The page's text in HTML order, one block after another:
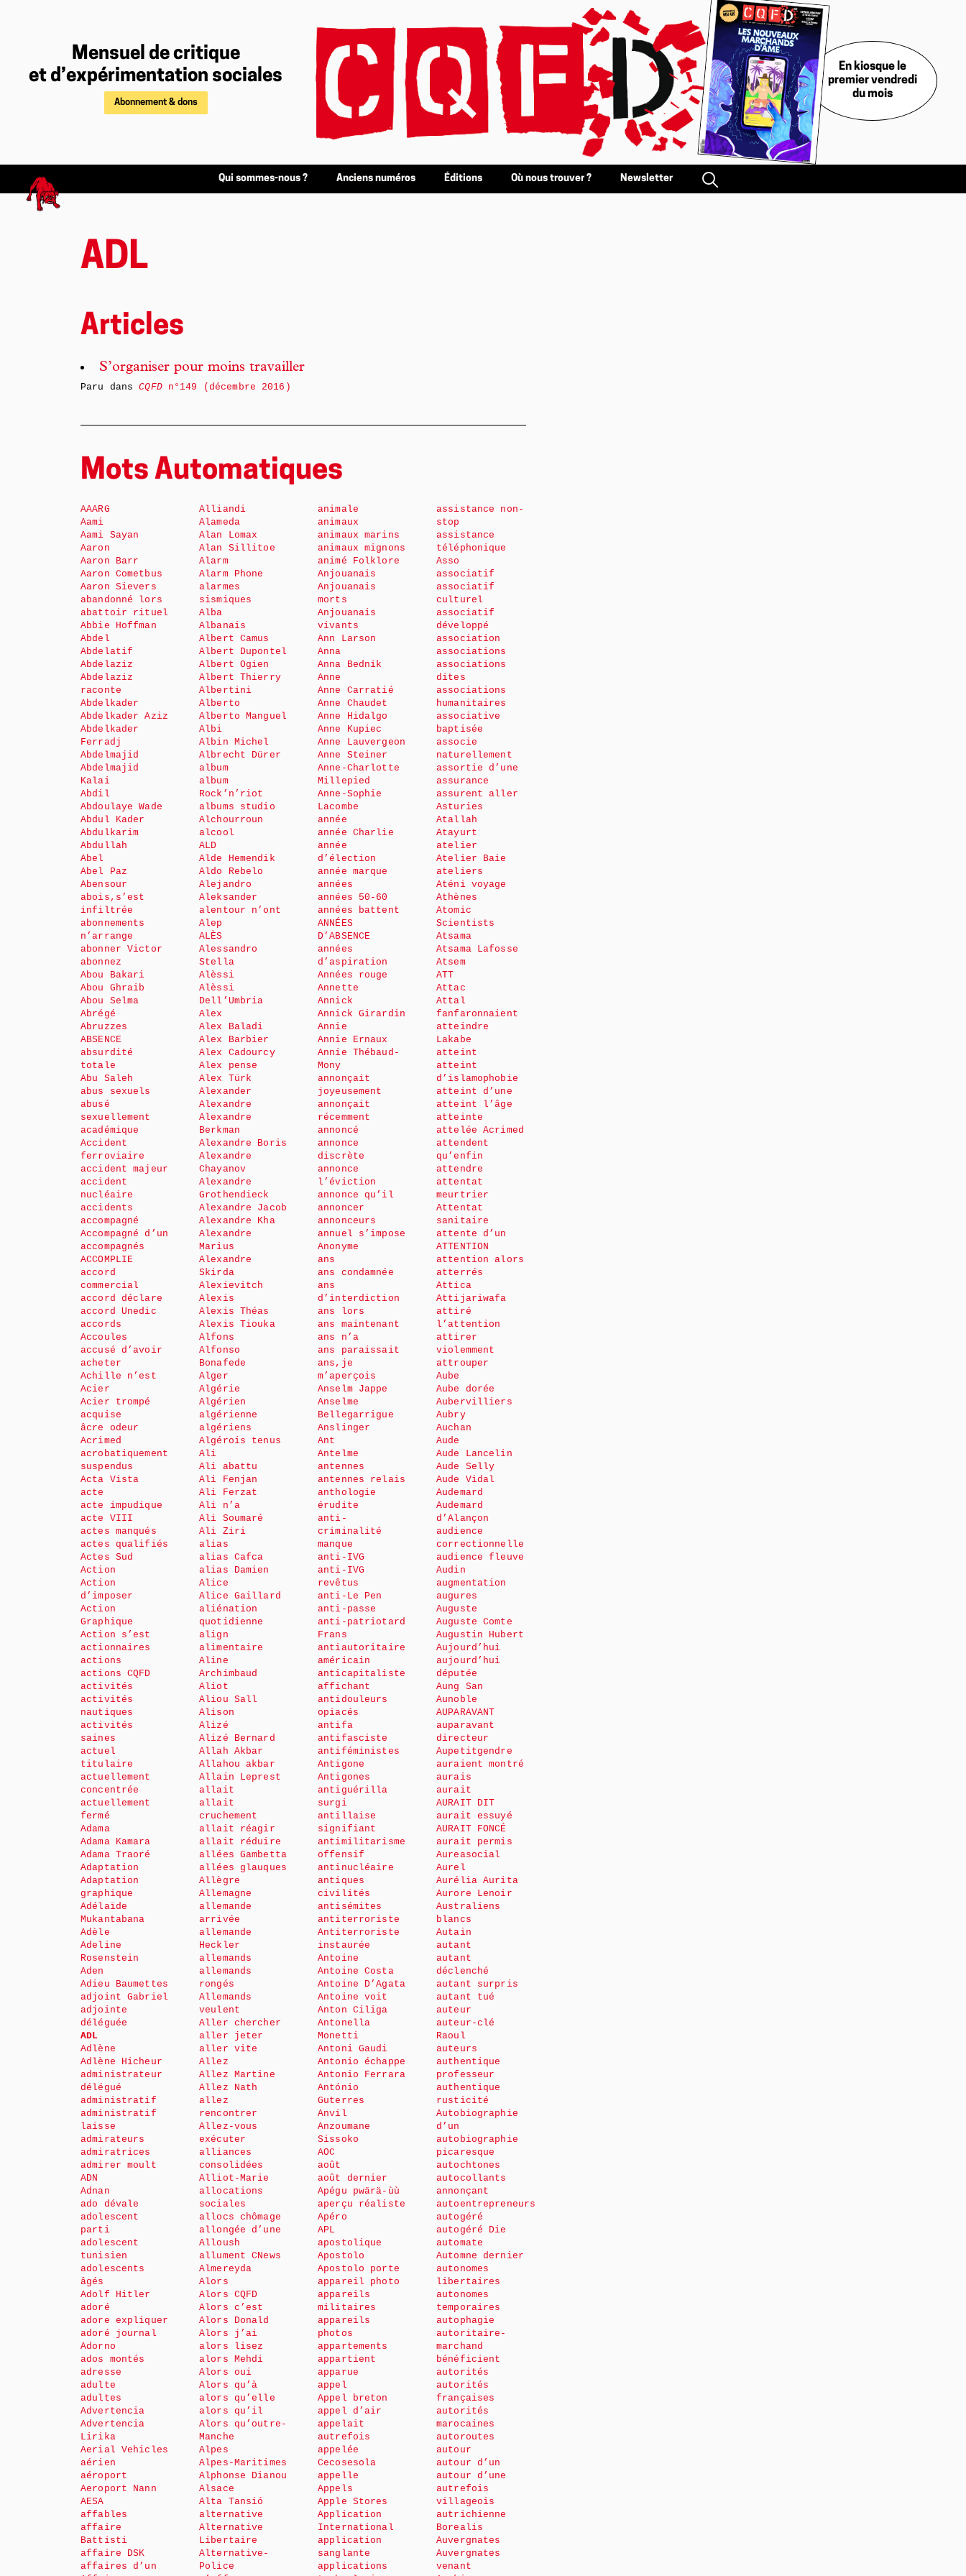
Mensuel de critique
et d’expérimentation sociales
Abonnement & dons
En kiosque le
premier vendredi
du mois
Qui sommes-nous ? Anciens numéros Éditions Où nous trouver ? Newsletter
ADL
Articles
S’organiser pour moins travailler
Paru dansCQFDn°149 (décembre 2016)
Mots Automatiques
AAARG
Aami
Aami Sayan
Aaron
Aaron Barr
Aaron Cometbus
Aaron Sievers
abandonné lors
abattoir rituel
Abbie Hoffman
Abdel
Abdelatif
Abdelaziz
Abdelaziz
raconte
Abdelkader
Abdelkader Aziz
Abdelkader
Ferradj
Abdelmajid
Abdelmajid
Kalai
Abdil
Abdoulaye Wade
Abdul Kader
Abdulkarim
Abdullah
Abel
Abel Paz
Abensour
abois,s’est
infiltrée
abonnements
n’arrange
abonner Victor
abonnez
Abou Bakari
Abou Ghraib
Abou Selma
Abrégé
Abruzzes
ABSENCE
absurdité
totale
Abu Saleh
abus sexuels
abusé
sexuellement
académique
Accident
ferroviaire
accident majeur
accident
nucléaire
accidents
accompagné
Accompagné d’un
accompagnés
ACCOMPLIE
accord
commercial
accord déclare
accord Unedic
accords
Accoules
accusé d’avoir
acheter
Achille n’est
Acier
Acier trompé
acquise
âcre odeur
Acrimed
acrobatiquement
suspendus
Acta Vista
acte
acte impudique
acte VIII
actes manqués
actes qualifiés
Actes Sud
Action
Action
d’imposer
Action
Graphique
Action s’est
actionnaires
actions
actions CQFD
activités
activités
nautiques
activités
saines
actuel
titulaire
actuellement
concentrée
actuellement
fermé
Adama
Adama Kamara
Adama Traoré
Adaptation
Adaptation
graphique
Adélaïde
Mukantabana
Adèle
Adeline
Rosenstein
Aden
Adieu Baumettes
adjoint Gabriel
adjointe
déléguée
ADL
Adlène
Adlène Hicheur
administrateur
délégué
administratif
administratif
laisse
admirateurs
admiratrices
admirer moult
ADN
Adnan
ado dévale
adolescent
parti
adolescent
tunisien
adolescents
âgés
Adolf Hitler
adoré
adore expliquer
adoré journal
Adorno
ados montés
adresse
adulte
adultes
Advertencia
Advertencia
Lirika
Aerial Vehicles
aérien
aéroport
Aeroport Nann
AESA
affables
affaire
Battisti
affaire DSK
affaires d’un
Alliandi
Alameda
Alan Lomax
Alan Sillitoe
Alarm
Alarm Phone
alarmes
sismiques
Alba
Albanais
Albert Camus
Albert Dupontel
Albert Ogien
Albert Thierry
Albertini
Alberto
Alberto Manguel
Albi
Albin Michel
Albrecht Dürer
album
album
Rock’n’riot
albums studio
Alchourroun
alcool
ALD
Alde Hemendik
Aldo Rebelo
Alejandro
Aleksander
alentour n’ont
Alep
ALÈS
Alessandro
Stella
Alèssi
Alèssi
Dell’Umbria
Alex
Alex Baladi
Alex Barbier
Alex Cadourcy
Alex pense
Alex Türk
Alexander
Alexandre
Alexandre
Berkman
Alexandre Boris
Alexandre
Chayanov
Alexandre
Grothendieck
Alexandre Jacob
Alexandre Kha
Alexandre
Marius
Alexandre
Skirda
Alexievitch
Alexis
Alexis Théas
Alexis Tiouka
Alfons
Alfonso
Bonafede
Alger
Algérie
Algérien
algérienne
algériens
Algérois tenus
Ali
Ali abattu
Ali Fenjan
Ali Ferzat
Ali n’a
Ali Soumaré
Ali Ziri
alias
alias Cafca
alias Damien
Alice
Alice Gaillard
aliénation
quotidienne
align
alimentaire
Aline
Archimbaud
Aliot
Aliou Sall
Alison
Alizé
Alizé Bernard
Allah Akbar
Allahou akbar
Allain Leprest
allait
allait
cruchement
allait réagir
allait réduire
allées Gambetta
allées glauques
Allègre
Allemagne
allemande
arrivée
allemande
Heckler
allemands
allemands
rongés
Allemands
veulent
Aller chercher
aller jeter
aller vite
Allez
Allez Martine
Allez Nath
allez
rencontrer
Allez-vous
exécuter
alliances
consolidées
Alliot-Marie
allocations
sociales
allocs chômage
allongée d’une
Alloush
allument CNews
Almereyda
Alors
Alors CQFD
Alors c’est
Alors Donald
Alors j’ai
alors lisez
alors Mehdi
Alors oui
Alors qu’à
alors qu’elle
alors qu’il
Alors qu’outre-
Manche
Alpes
Alpes-Maritimes
Alphonse Dianou
Alsace
Alta Tansió
alternative
Alternative
Libertaire
Alternative-
Police
animale
animaux
animaux marins
animaux mignons
animé Folklore
Anjouanais
Anjouanais
morts
Anjouanais
vivants
Ann Larson
Anna
Anna Bednik
Anne
Anne Carratié
Anne Chaudet
Anne Hidalgo
Anne Kupiec
Anne Lauvergeon
Anne Steiner
Anne-Charlotte
Millepied
Anne-Sophie
Lacombe
année
année Charlie
année
d’élection
année marque
années
années 50-60
années battent
ANNÉES
D’ABSENCE
années
d’aspiration
Années rouge
Annette
Annick
Annick Girardin
Annie
Annie Ernaux
Annie Thébaud-
Mony
annonçait
joyeusement
annonçait
récemment
annoncé
annonce
discrète
annonce
l’éviction
annonce qu’il
annoncer
annonceurs
annuel s’impose
Anonyme
ans
ans condamnée
ans
d’interdiction
ans lors
ans maintenant
ans n’a
ans paraissait
ans,je
m’aperçois
Anselm Jappe
Anselme
Bellegarrigue
Anslinger
Ant
Antelme
antennes
antennes relais
anthologie
érudite
anti-
criminalité
manque
anti-IVG
anti-IVG
revêtus
anti-Le Pen
anti-passe
anti-patriotard
Frans
antiautoritaire
américain
anticapitaliste
affichant
antidouleurs
opiacés
antifa
antifasciste
antiféministes
Antigone
Antigones
antiguérilla
surgi
antillaise
signifiant
antimilitarisme
offensif
antinucléaire
antiques
civilités
antisémites
antiterroriste
Antiterroriste
instaurée
Antoine
Antoine Costa
Antoine D’Agata
Antoine voit
Anton Ciliga
Antonella
Monetti
Antoni Gaudi
Antonio échappe
Antonio Ferrara
António
Guterres
Anvil
Anzoumane
Sissoko
AOC
août
août dernier
Apégu pwärä-ùù
aperçu réaliste
Apéro
APL
apostolique
Apostolo
Apostolo porte
appareil photo
appareils
militaires
appareils
photos
appartements
appartient
apparue
appel
Appel breton
appel d’air
appelait
autrefois
appelée
Cecosesola
appelle
Appels
Apple Stores
Application
International
application
sanglante
applications
assistance non-
stop
assistance
téléphonique
Asso
associatif
associatif
culturel
associatif
développé
association
associations
associations
dites
associations
humanitaires
associative
baptisée
associe
naturellement
assortie d’une
assurance
assurent aller
Asturies
Atallah
Atayurt
atelier
Atelier Baie
ateliers
Aténi voyage
Athènes
Atomic
Scientists
Atsama
Atsama Lafosse
Atsem
ATT
Attac
Attal
fanfaronnaient
atteindre
Lakabe
atteint
atteint
d’islamophobie
atteint d’une
atteint l’âge
atteinte
attelée Acrimed
attendent
qu’enfin
attendre
attentat
meurtrier
Attentat
sanitaire
attente d’un
ATTENTION
attention alors
atterrés
Attica
Attijariwafa
attiré
l’attention
attirer
violemment
attrouper
Aube
Aube dorée
Aubervilliers
Aubry
Auchan
Aude
Aude Lancelin
Aude Selly
Aude Vidal
Audemard
Audemard
d’Alançon
audience
correctionnelle
audience fleuve
Audin
augmentation
augures
Auguste
Auguste Comte
Augustin Hubert
Aujourd’hui
aujourd’hui
députée
Aung San
Aunoble
AUPARAVANT
auparavant
directeur
Aupetitgendre
auraient montré
aurais
aurait
AURAIT DIT
aurait essuyé
AURAIT FONCÉ
aurait permis
Aureasocial
Aurel
Aurélia Aurita
Aurore Lenoir
Australiens
blancs
Autain
autant
autant
déclenché
autant surpris
autant tué
auteur
auteur-clé
Raoul
auteurs
authentique
professeur
authentique
rusticité
Autobiographie
d’un
autobiographie
picaresque
autochtones
autocollants
annonçant
autoentrepreneurs
autogéré
autogéré Die
automate
Automne dernier
autonomes
libertaires
autonomes
temporaires
autophagie
autoritaire-
marchand
bénéficient
autorités
autorités
françaises
autorités
marocaines
autoroutes
autour
autour d’un
autour d’une
autrefois
villageois
autrichienne
Borealis
Auvergnates
Auvergnates
venant